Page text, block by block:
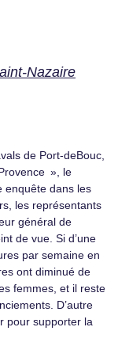
Nazaire
de Port-deBouc,
», le
enquête dans les
les représentants
général de
de vue. Si d’une
par semaine en
ont diminué de
femmes, et il reste
D’autre
pour supporter la